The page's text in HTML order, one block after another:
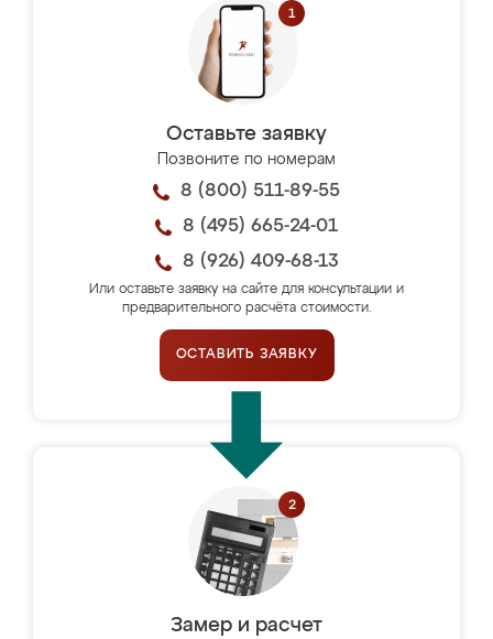
Оставьте заявку
Позвоните по номерам
8 (800) 511-89-55
8 (495) 665-24-01
8 (926) 409-68-13
Или оставьте заявку на сайте для консультации и
предварительного расчёта стоимости.
ОСТАВИТЬ ЗАЯВКУ
Замер и расчет